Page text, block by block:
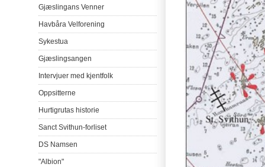
Gjæslingans Venner
Havbåra Velforening
Sykestua
Gjæslingsangen
Intervjuer med kjentfolk
Oppsitterne
Hurtigrutas historie
Sanct Svithun-forliset
DS Namsen
"Albion"